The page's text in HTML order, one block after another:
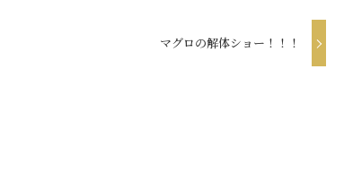
マグロの解体ショー！！！